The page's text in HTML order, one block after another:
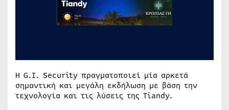
Η G.I. Security πραγματοποιεί μία αρκετά
σημαντική και μεγάλη εκδήλωση με βάση την
τεχνολογία και τις λύσεις της Tiandy.